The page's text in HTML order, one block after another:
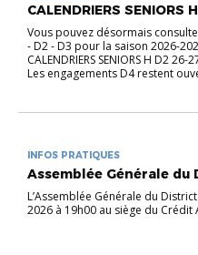
CALENDRIERS SENIORS
Vous pouvez désormais
- D2 - D3 pour la saison 2026-
CALENDRIERS SENIORS H D2 26-
Les engagements D4 restent
INFOS PRATIQUES
Assemblée Générale du
L’Assemblée Générale du
2026 à 19h00 au siège du Crédit